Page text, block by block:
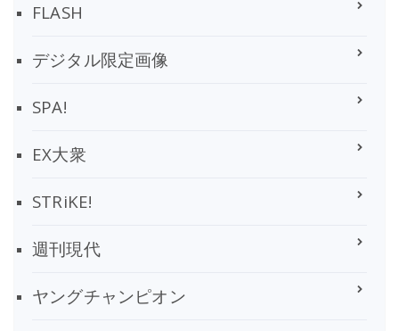
FLASH
デジタル限定画像
SPA!
EX大衆
STRiKE!
週刊現代
ヤングチャンピオン